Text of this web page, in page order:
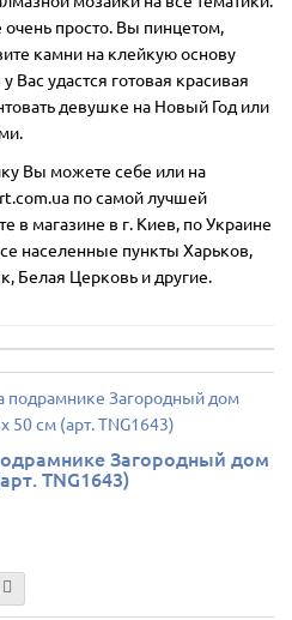
очень просто. Вы пинцетом,
камни на клейкую основу
Вас удастся готовая красивая
девушке на Новый Год или
Вы можете себе или на
по самой лучшей
в магазине в г. Киев, по Украине
населенные пункты Харьков,
Белая Церковь и другие.
Загородный дом
TNG1643)